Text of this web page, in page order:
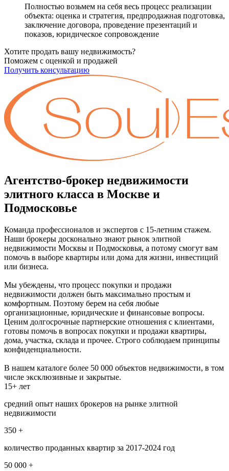
Полностью возьмем на себя весь процесс реализации
объекта: оценка и стратегия, предпродажная подготовка,
заключение договора, проведение презентаций и
показов, юридическое сопровождение
Хотите продать вашу недвижимость?
Поможем с оценкой и продажей
Получить консультацию
Агентство-брокер недвижимости
элитного класса в Москве и
Подмосковье
Команда профессионалов и экспертов с 15-летним стажем.
Наши брокеры досконально знают рынок элитной
недвижимости Москвы и Подмосковья, а потому смогут вам
помочь в выборе квартиры или дома для жизни, инвестиций
или бизнеса.
Мы убеждены, что процесс покупки и продажи
недвижимости должен быть максимально простым и
комфортным. Поэтому берем на себя любые
организационные, юридические и финансовые вопросы.
Ценим долгосрочные партнерские отношения с клиентами,
готовы помочь в вопросах покупки и продажи квартиры,
дома, участка, склада и прочее. Строго соблюдаем принципы
конфиденциальности.
В нашем каталоге более 50 000 объектов недвижимости, в том
числе эксклюзивные и закрытые.
15+ лет
средний опыт наших брокеров на рынке элитной
недвижимости
350 +
количество проданных квартир за 2017-2024 год
50 000 +